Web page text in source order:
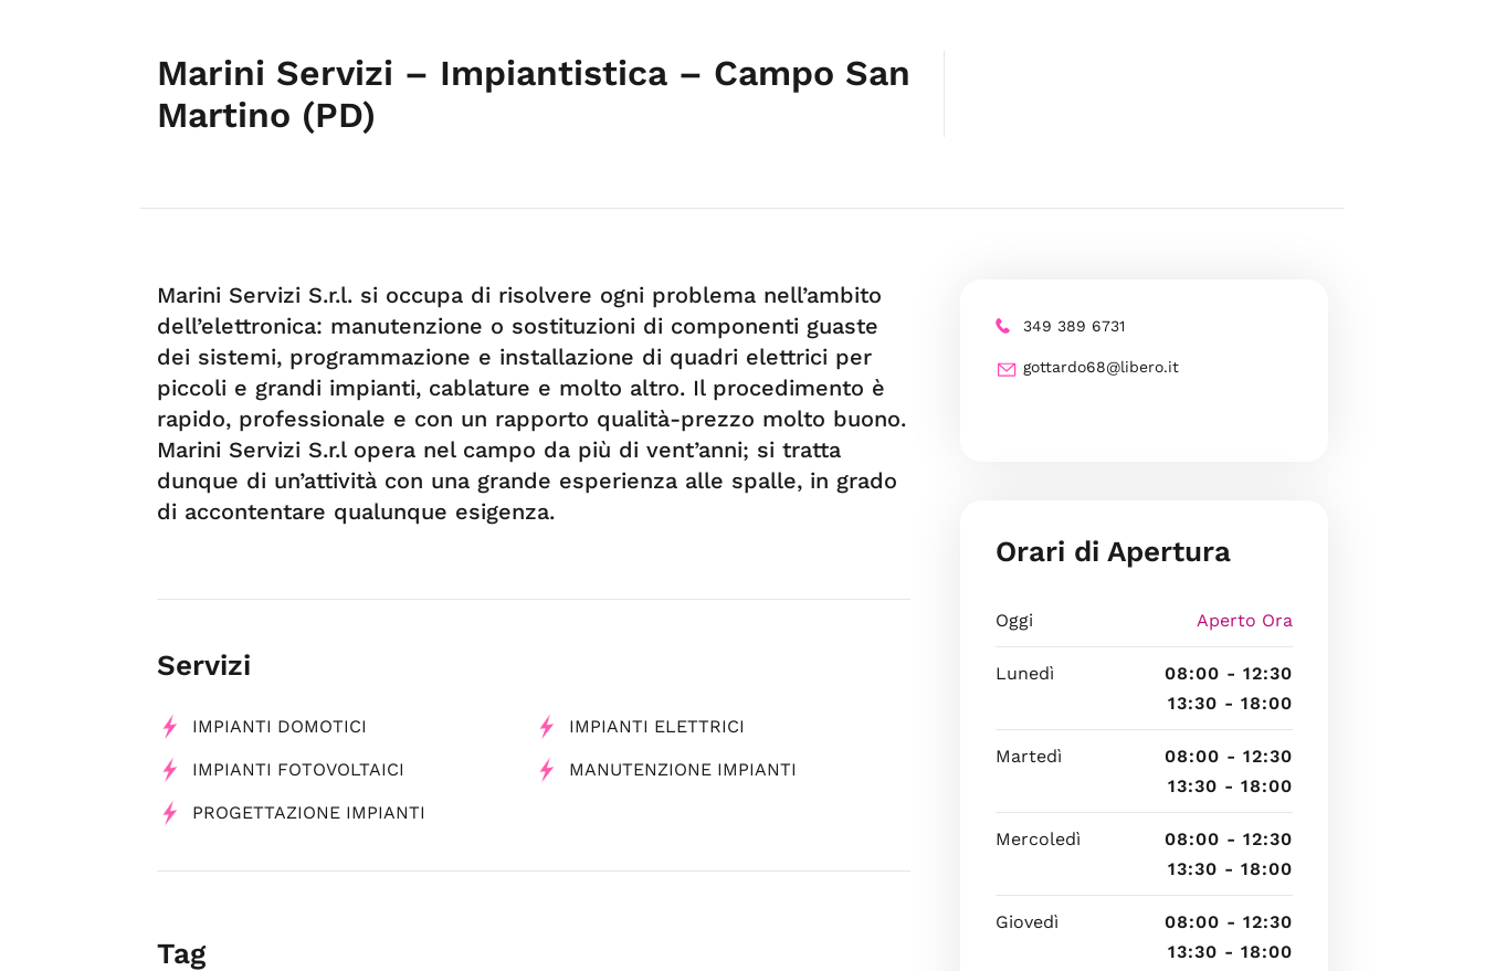
Marini Servizi – Impiantistica – Campo San
Martino (PD)
Marini Servizi S.r.l. si occupa di risolvere ogni problema nell’ambito
dell’elettronica: manutenzione o sostituzioni di componenti guaste
dei sistemi, programmazione e installazione di quadri elettrici per
piccoli e grandi impianti, cablature e molto altro. Il procedimento è
rapido, professionale e con un rapporto qualità-prezzo molto buono.
Marini Servizi S.r.l opera nel campo da più di vent’anni; si tratta
dunque di un’attività con una grande esperienza alle spalle, in grado
di accontentare qualunque esigenza.
Servizi
IMPIANTI DOMOTICI IMPIANTI ELETTRICI
IMPIANTI FOTOVOLTAICI MANUTENZIONE IMPIANTI
PROGETTAZIONE IMPIANTI
Tag
349 389 6731
gottardo68@libero.it
Orari di Apertura
Oggi Aperto Ora
Lunedì
08:00 - 12:30
13:30 - 18:00
Martedì
08:00 - 12:30
13:30 - 18:00
Mercoledì
08:00 - 12:30
13:30 - 18:00
Giovedì
08:00 - 12:30
13:30 - 18:00